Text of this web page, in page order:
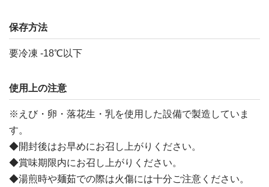
保存方法
要冷凍 -18℃以下
使用上の注意
※えび・卵・落花生・乳を使用した設備で製造していま
す。
◆開封後はお早めにお召し上がりください。
◆賞味期限内にお召し上がりください。
◆湯煎時や麺茹での際は火傷には十分ご注意ください。